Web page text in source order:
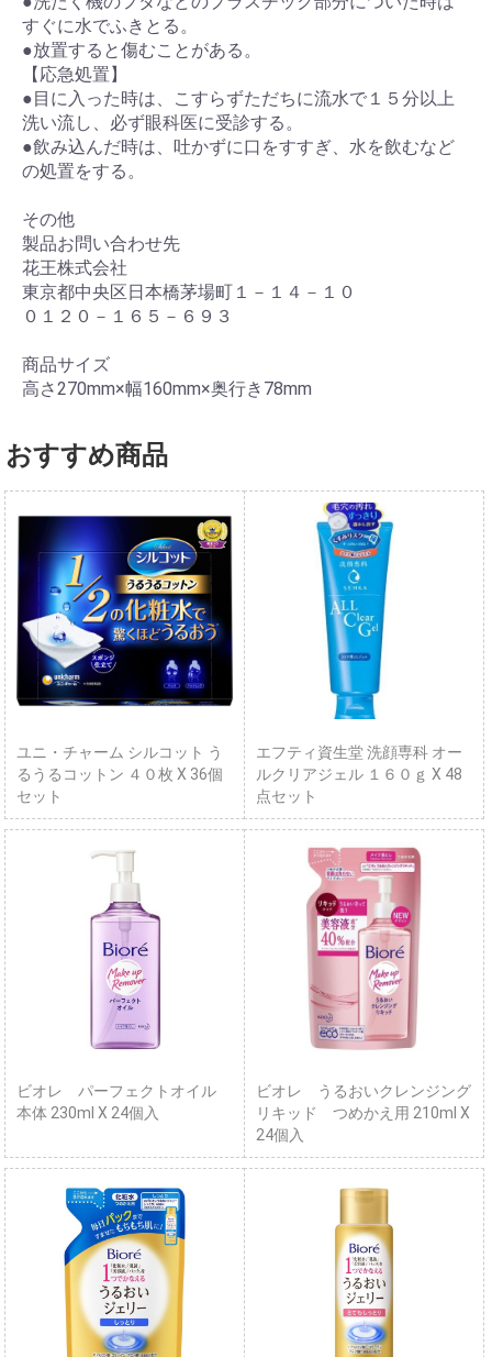
すぐに水でふきとる。
●放置すると傷むことがある。
【応急処置】
●目に入った時は、こすらずただちに流水で１５分以上
洗い流し、必ず眼科医に受診する。
●飲み込んだ時は、吐かずに口をすすぎ、水を飲むなど
の処置をする。
その他
製品お問い合わせ先
花王株式会社
東京都中央区日本橋茅場町１－１４－１０
０１２０－１６５－６９３
商品サイズ
高さ270mm×幅160mm×奥行き78mm
おすすめ商品
ユニ・チャーム シルコット う
るうるコットン ４０枚 X 36個
セット
エフティ資生堂 洗顔専科 オー
ルクリアジェル １６０ｇ X 48
点セット
ビオレ パーフェクトオイル
本体 230ml X 24個入
ビオレ うるおいクレンジング
リキッド つめかえ用 210ml X
24個入